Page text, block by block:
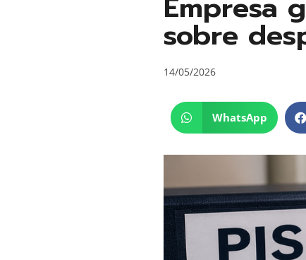
sobre
14/05/2026
WhatsApp